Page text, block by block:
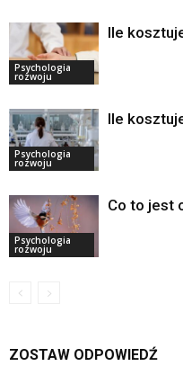
Psychologia
rozwoju
Ile
Psychologia
rozwoju
Ile
Psychologia
rozwoju
Co to jest
ZOSTAW ODPOWIEDŹ